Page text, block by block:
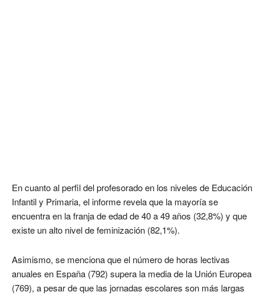
En cuanto al perfil del profesorado en los niveles de Educación
Infantil y Primaria, el informe revela que la mayoría se
encuentra en la franja de edad de 40 a 49 años (32,8%) y que
existe un alto nivel de feminización (82,1%).
Asimismo, se menciona que el número de horas lectivas
anuales en España (792) supera la media de la Unión Europea
(769), a pesar de que las jornadas escolares son más largas